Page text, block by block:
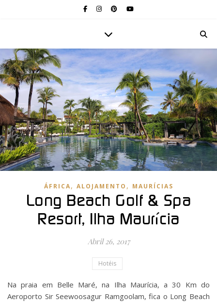
ÁFRICA, ALOJAMENTO , MAURÍCIAS
Long Beach Golf & Spa
Resort, Ilha Maurícia
Abril 26, 2017
Hotéis
Na praia em Belle Maré, na Ilha Maurícia, a 30 Km do
Aeroporto Sir Seewoosagur Ramgoolam, fica o Long Beach